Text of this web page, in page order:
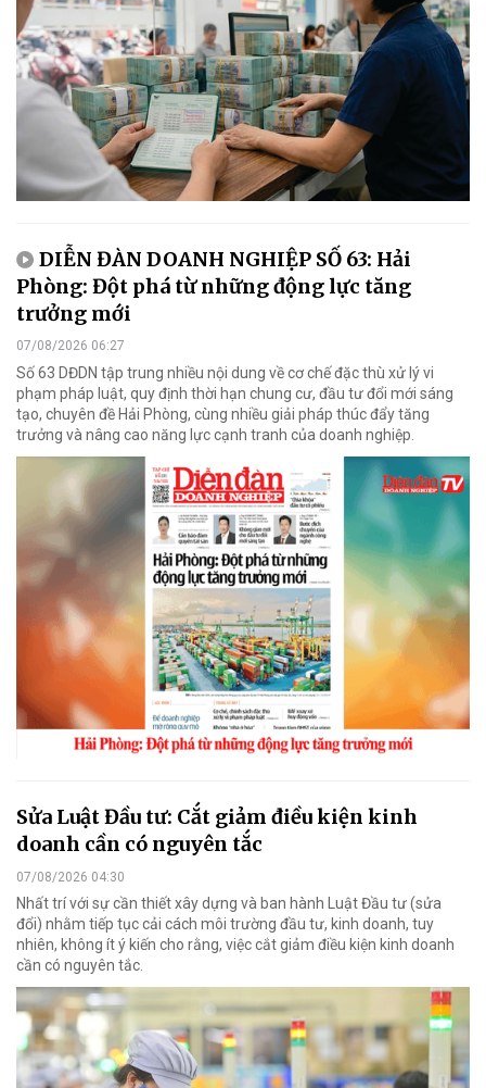
DIỄN ĐÀN DOANH NGHIỆP SỐ 63: Hải
Phòng: Đột phá từ những động lực tăng
trưởng mới
07/08/2026 06:27
Số 63 DĐDN tập trung nhiều nội dung về cơ chế đặc thù xử lý vi
phạm pháp luật, quy định thời hạn chung cư, đầu tư đổi mới sáng
tạo, chuyên đề Hải Phòng, cùng nhiều giải pháp thúc đẩy tăng
trưởng và nâng cao năng lực cạnh tranh của doanh nghiệp.
Sửa Luật Đầu tư: Cắt giảm điều kiện kinh
doanh cần có nguyên tắc
07/08/2026 04:30
Nhất trí với sự cần thiết xây dựng và ban hành Luật Đầu tư (sửa
đổi) nhằm tiếp tục cải cách môi trường đầu tư, kinh doanh, tuy
nhiên, không ít ý kiến cho rằng, việc cắt giảm điều kiện kinh doanh
cần có nguyên tắc.